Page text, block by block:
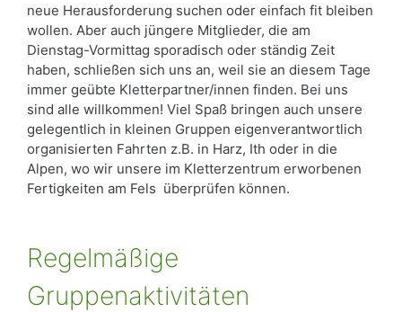
neue Herausforderung suchen oder einfach fit bleiben
wollen. Aber auch jüngere Mitglieder, die am
Dienstag-Vormittag sporadisch oder ständig Zeit
haben, schließen sich uns an, weil sie an diesem Tage
immer geübte Kletterpartner/innen finden. Bei uns
sind alle willkommen! Viel Spaß bringen auch unsere
gelegentlich in kleinen Gruppen eigenverantwortlich
organisierten Fahrten z.B. in Harz, Ith oder in die
Alpen, wo wir unsere im Kletterzentrum erworbenen
Fertigkeiten am Fels überprüfen können.
Regelmäßige
Gruppenaktivitäten